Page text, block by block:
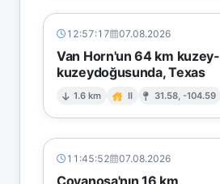
12:57:17 07.08.2026
Van Horn'un 64 km kuzey-
kuzeydoğusunda, Texas
1.6 km II 31.58, -104.59
11:45:52 07.08.2026
Coyanosa'nın 16 km